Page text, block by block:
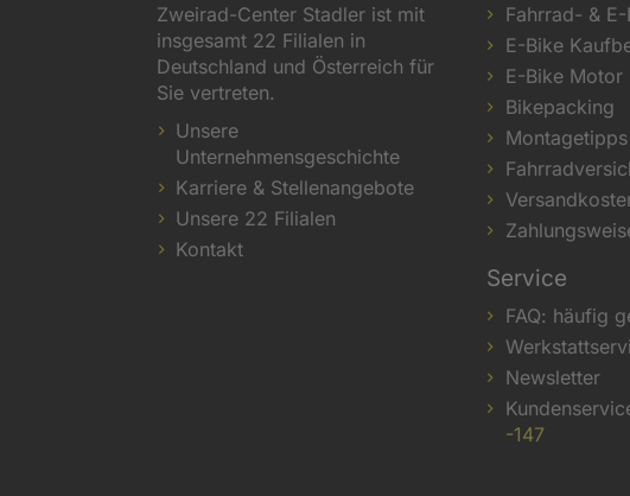
Zweirad-Center Stadler ist mit
insgesamt 22 Filialen in
Deutschland und Österreich für
Sie vertreten.
Unsere
Unternehmensgeschichte
Karriere & Stellenangebote
Unsere 22 Filialen
Kontakt
Fahrrad- &
E-Bike
E-Bike Motor
Bikepacking
Montagetipps
Service
FAQ: häufig
Newsletter
-147